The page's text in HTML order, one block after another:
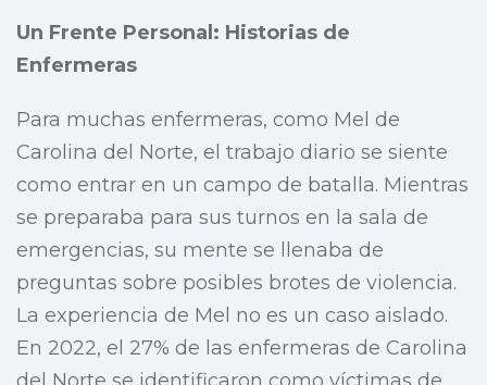
Un Frente Personal: Historias de
Enfermeras
Para muchas enfermeras, como Mel de
Carolina del Norte, el trabajo diario se siente
como entrar en un campo de batalla. Mientras
se preparaba para sus turnos en la sala de
emergencias, su mente se llenaba de
preguntas sobre posibles brotes de violencia.
La experiencia de Mel no es un caso aislado.
En 2022, el 27% de las enfermeras de Carolina